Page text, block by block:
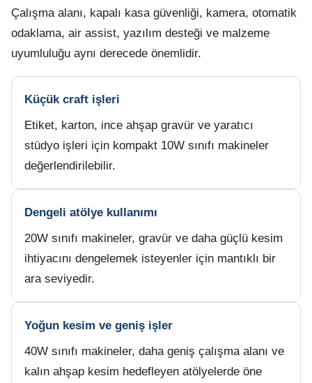
Çalışma alanı, kapalı kasa güvenliği, kamera, otomatik
odaklama, air assist, yazılım desteği ve malzeme
uyumluluğu aynı derecede önemlidir.
Küçük craft işleri
Etiket, karton, ince ahşap gravür ve yaratıcı
stüdyo işleri için kompakt 10W sınıfı makineler
değerlendirilebilir.
Dengeli atölye kullanımı
20W sınıfı makineler, gravür ve daha güçlü kesim
ihtiyacını dengelemek isteyenler için mantıklı bir
ara seviyedir.
Yoğun kesim ve geniş işler
40W sınıfı makineler, daha geniş çalışma alanı ve
kalın ahşap kesim hedefleyen atölyelerde öne